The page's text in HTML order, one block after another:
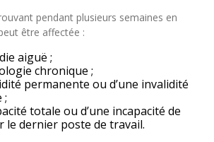
pendant plusieurs semaines en
être affectée :
aiguë ;
chronique ;
permanente ou d’une invalidité
;
totale ou d’une incapacité de
le dernier poste de travail.